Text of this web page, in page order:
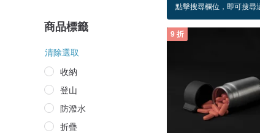
商品標籤
清除選取
收納
登山
防潑水
折疊
點擊搜尋欄位，即可搜尋
7格
9 折